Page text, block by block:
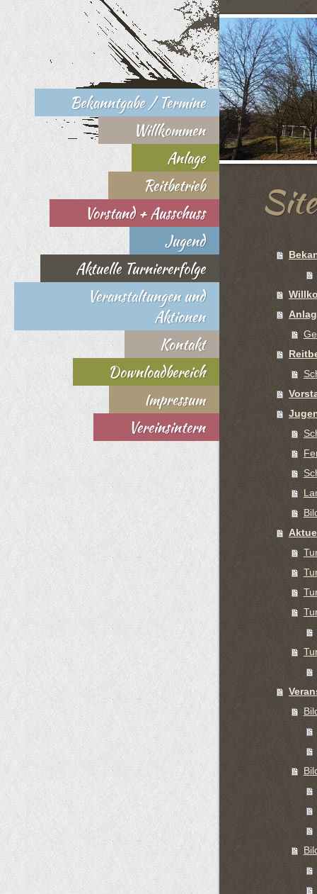
Bekanntgabe / Termine
Willkommen
Anlage
Reitbetrieb
Vorstand + Ausschuss
Jugend
Aktuelle Turniererfolge
Veranstaltungen und
Aktionen
Kontakt
Downloadbereich
Impressum
Vereinsintern